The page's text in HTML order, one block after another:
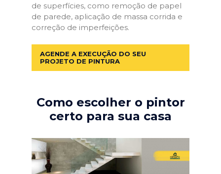
de superfícies, como remoção de papel
de parede, aplicação de massa corrida e
correção de imperfeições.
AGENDE A EXECUÇÃO DO SEU
PROJETO DE PINTURA
Como escolher o pintor
certo para sua casa